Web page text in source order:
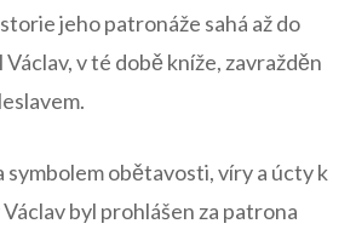
jeho patronáže ‍sahá až do
v té době kníže, zavražděn
symbolem obětavosti, víry ​a‍ úcty k⁣
byl prohlášen za patrona‍